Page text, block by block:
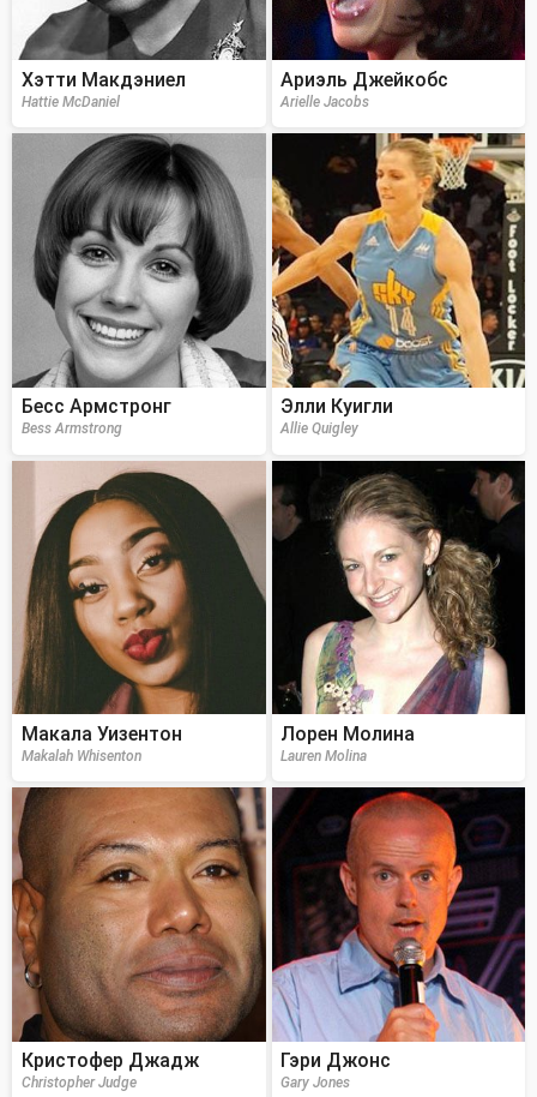
Хэтти Макдэниел
Hattie McDaniel
Ариэль Джейкобс
Arielle Jacobs
Бесс Армстронг
Bess Armstrong
Элли Куигли
Allie Quigley
Макала Уизентон
Makalah Whisenton
Лорен Молина
Lauren Molina
Кристофер Джадж
Christopher Judge
Гэри Джонс
Gary Jones